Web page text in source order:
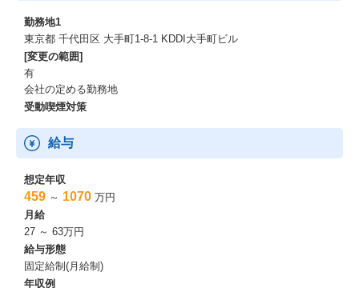
勤務地1
東京都 千代田区 大手町1-8-1 KDDI大手町ビル
[変更の範囲]
有
会社の定める勤務地
受動喫煙対策
給与
想定年収
459 ～ 1070 万円
月給
27 ～ 63万円
給与形態
固定給制(月給制)
年収例